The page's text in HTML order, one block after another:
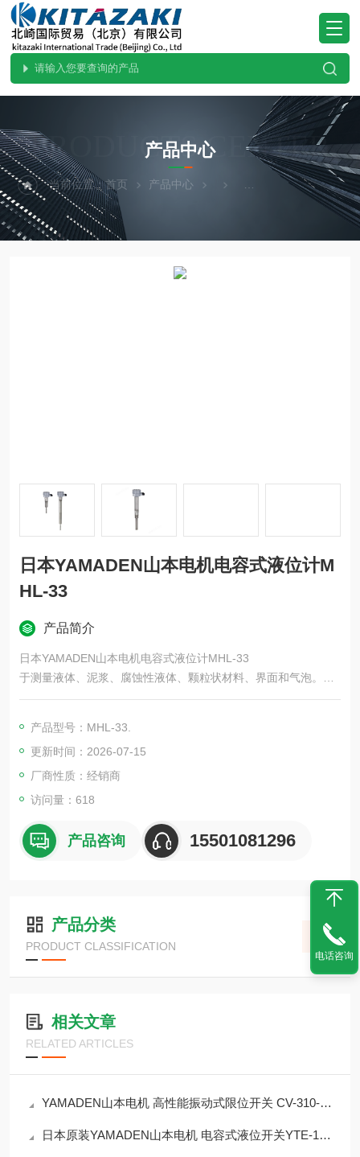
PRODUCTS CENTER
产品中心
当前位置：首页 产品中心 YAMADEN山本电机
日本YAMADEN山本电机电容式液位计M
HL-33
产品简介
日本YAMADEN山本电机电容式液位计MHL-33
于测量液体、泥浆、腐蚀性液体、颗粒状材料、界面和气泡。
可用于高温、低温、高压、真空等恶劣环境。
・与大多数测量材料兼容，消除了传统电容型
产品型号：MHL-33.
更新时间：2026-07-15
厂商性质：经销商
访问量：618
产品咨询 15501081296
产品分类
PRODUCT CLASSIFICATION
相关文章
RELATED ARTICLES
YAMADEN山本电机 高性能振动式限位开关 CV-310-RD
日本原装YAMADEN山本电机 电容式液位开关YTE-13N2
电话咨询